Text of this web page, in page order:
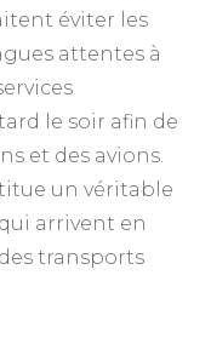
éviter les
attentes à
le soir afin de
et des avions.
un véritable
arrivent en
transports